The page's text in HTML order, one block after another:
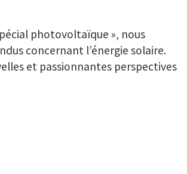
photovoltaïque », nous
concernant l’énergie solaire.
et passionnantes perspectives